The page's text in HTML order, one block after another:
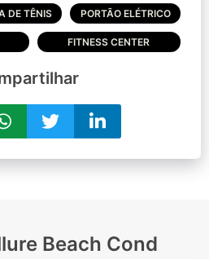
DE TÊNIS PORTÃO ELÉTRICO
FITNESS CENTER
Beach Cond